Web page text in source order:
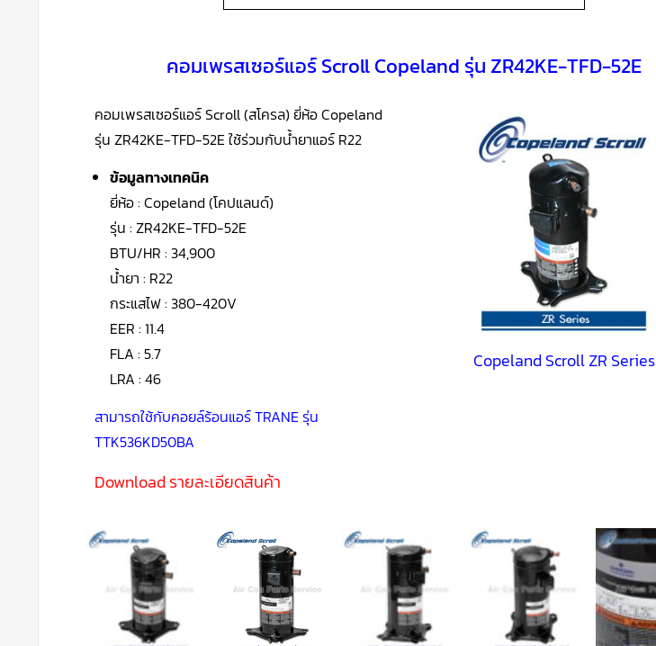
คอมเพรสเซอร์แอร์ Scroll Copeland รุ่น ZR42KE-TFD-52E
คอมเพรสเซอร์แอร์ Scroll (สโครล) ยี่ห้อ Copeland
รุ่น ZR42KE-TFD-52E ใช้ร่วมกับน้ำยาแอร์ R22
ข้อมูลทางเทคนิค
ยี่ห้อ : Copeland (โคปแลนด์)
รุ่น : ZR42KE-TFD-52E
BTU/HR : 34,900
น้ำยา : R22
กระแสไฟ : 380-420V
EER : 11.4
FLA : 5.7
LRA : 46
สามารถใช้กับคอยล์ร้อนแอร์ TRANE รุ่น
TTK536KD50BA
Download รายละเอียดสินค้า
Copeland Scroll ZR Series